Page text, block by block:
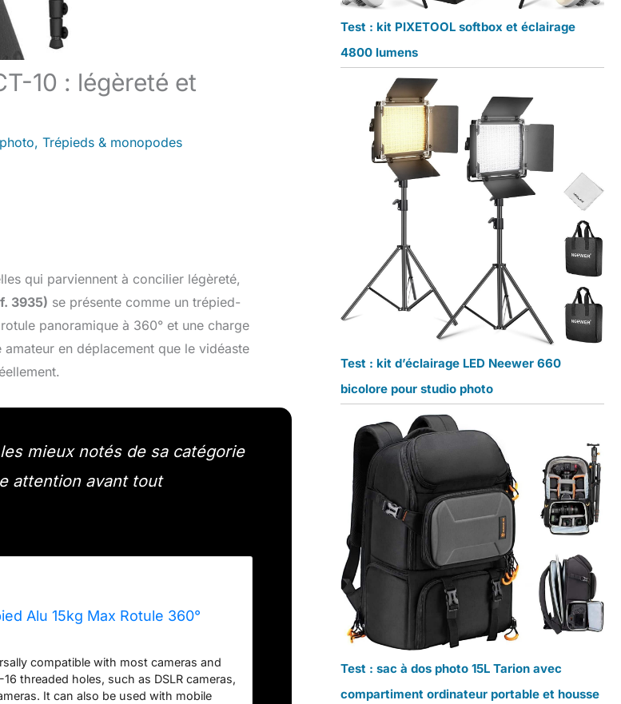
10 : légèreté et
, Trépieds & monopodes
qui parviennent à concilier légèreté,
3935) se présente comme un trépied-
panoramique à 360° et une charge
en déplacement que le vidéaste
mieux notés de sa catégorie
attention avant tout
Alu 15kg Max Rotule 360°
compatible with most cameras and
threaded holes, such as DSLR cameras,
It can also be used with mobile
Test : kit PIXETOOL softbox et éclairage
4800 lumens
Test : kit d’éclairage LED Neewer 660
bicolore pour studio photo
Test : sac à dos photo 15L Tarion avec
compartiment ordinateur portable et housse